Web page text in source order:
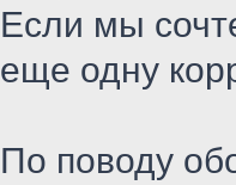
Если мы
еще одну
По поводу